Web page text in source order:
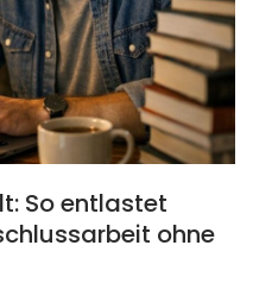
So entlastet
ohne